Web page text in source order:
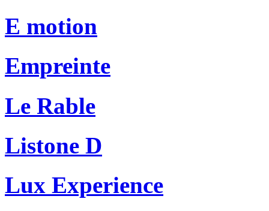
E motion
Empreinte
Le Rable
Listone D
Lux Experience